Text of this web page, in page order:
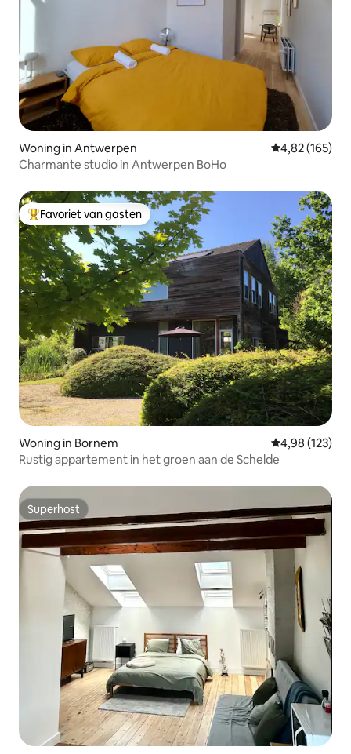
Woning in Antwerpen Gemiddelde
4,82 (165)
Charmante studio in Antwerpen BoHo
Topfavoriet van gasten
Favoriet van gasten
Woning in Bornem Gemiddelde
4,98 (123)
Rustig appartement in het groen aan de Schelde
Superhost
Superhost